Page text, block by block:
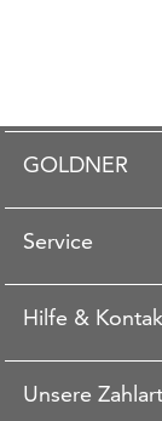
GOLDNER
Service
Hilfe &
Unsere